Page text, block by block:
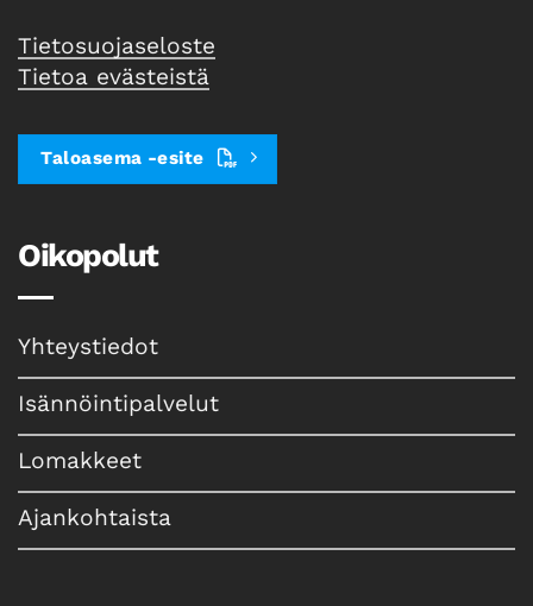
Tietosuojaseloste
Tietoa evästeistä
Taloasema -esite
Oikopolut
Yhteystiedot
Isännöintipalvelut
Lomakkeet
Ajankohtaista